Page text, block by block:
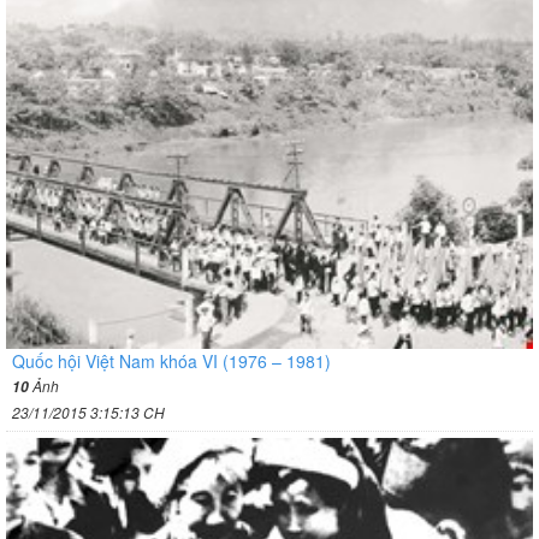
Quốc hội Việt Nam khóa VI (1976 – 1981)
10Ảnh
23/11/2015 3:15:13 CH